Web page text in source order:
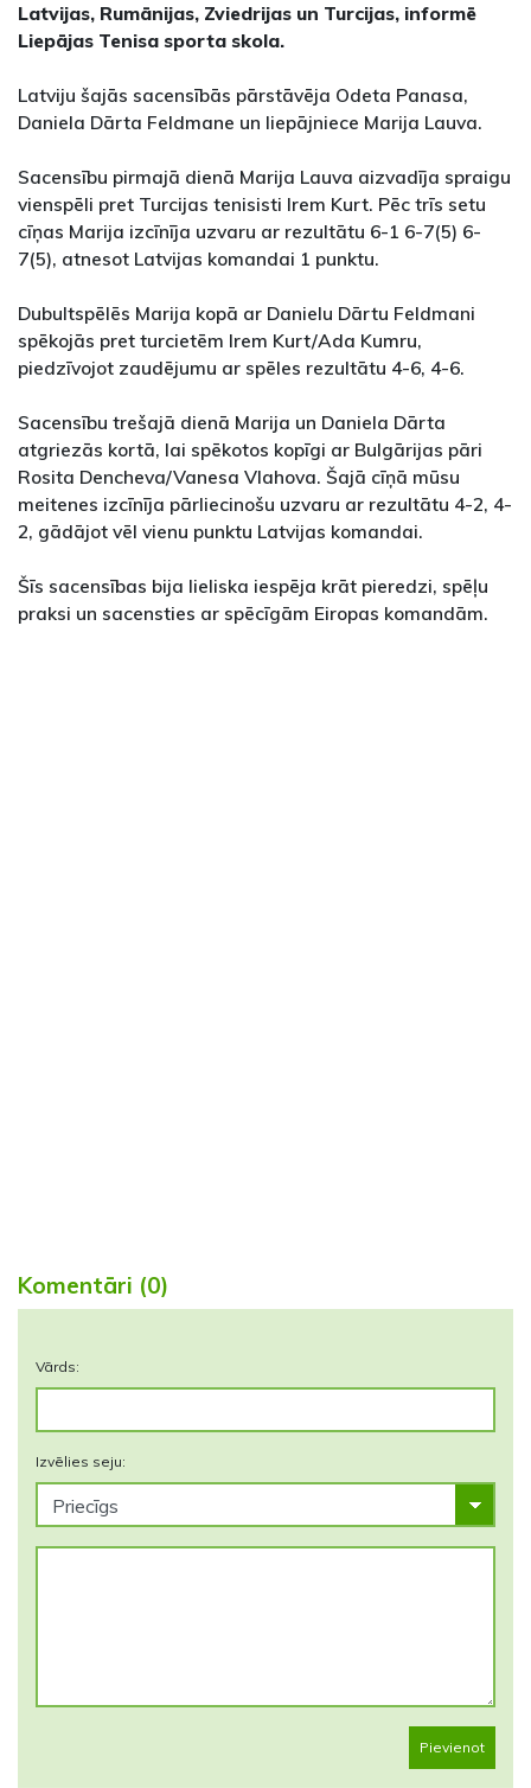
Latvijas, Rumānijas, Zviedrijas un Turcijas, informē
Liepājas Tenisa sporta skola.
Latviju šajās sacensībās pārstāvēja Odeta Panasa,
Daniela Dārta Feldmane un liepājniece Marija Lauva.
Sacensību pirmajā dienā Marija Lauva aizvadīja spraigu
vienspēli pret Turcijas tenisisti Irem Kurt. Pēc trīs setu
cīņas Marija izcīnīja uzvaru ar rezultātu 6-1 6-7(5) 6-
7(5), atnesot Latvijas komandai 1 punktu.
Dubultspēlēs Marija kopā ar Danielu Dārtu Feldmani
spēkojās pret turcietēm Irem Kurt/Ada Kumru,
piedzīvojot zaudējumu ar spēles rezultātu 4-6, 4-6.
Sacensību trešajā dienā Marija un Daniela Dārta
atgriezās kortā, lai spēkotos kopīgi ar Bulgārijas pāri
Rosita Dencheva/Vanesa Vlahova. Šajā cīņā mūsu
meitenes izcīnīja pārliecinošu uzvaru ar rezultātu 4-2, 4-
2, gādājot vēl vienu punktu Latvijas komandai.
Šīs sacensības bija lieliska iespēja krāt pieredzi, spēļu
praksi un sacensties ar spēcīgām Eiropas komandām.
Komentāri (0)
Vārds:
Izvēlies seju:
Pievienot